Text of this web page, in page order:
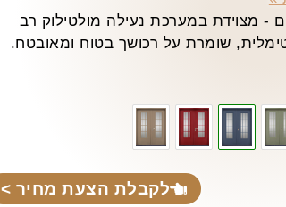
- מצוידת במערכת נעילה מולטילוק רב
שומרת על רכושך בטוח ומאובטח.
לקבלת הצעת מחיר >